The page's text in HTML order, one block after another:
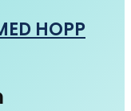
HOPP